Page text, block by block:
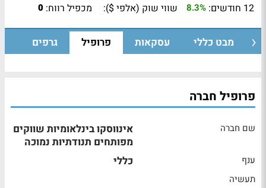
12 חודשים: 8.3% שווי שוק (אלפי $): מכפיל רווח: 0
מבט כללי עסקאות פרופיל גרפים
פרופיל חברה
שם חברה
אינווסקו בינלאומיות שווקים
מפותחים תנודתיות נמוכה
ענף כללי
תעשיה